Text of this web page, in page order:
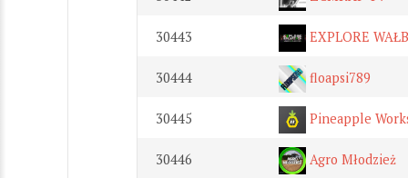
30443 EXPLORE
30444 floapsi789
30445 Pineapple
30446 Agro Młodzież